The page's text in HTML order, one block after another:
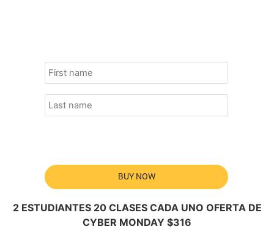
BUY NOW
2 ESTUDIANTES 20 CLASES CADA UNO OFERTA DE
CYBER MONDAY $316